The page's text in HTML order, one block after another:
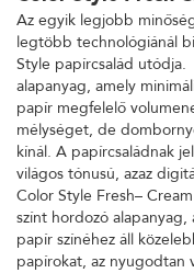
Az egyik legjobb
legtöbb technológiánál
Style papírcsalád utódja.
alapanyag, amely
papír megfelelő
mélységet, de
kínál. A papírcsaládnak
világos tónusú, azaz
Color Style Fresh–
színt hordozó
papír színéhez áll
papírokat, az nyugodtan